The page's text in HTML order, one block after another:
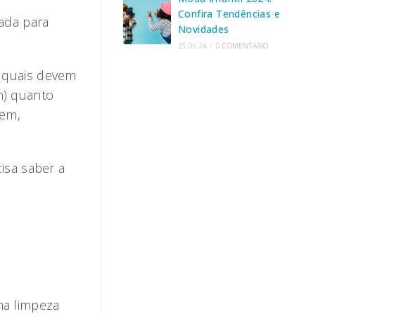
para
devem
quanto
saber a
limpeza
Confira Tendências e
Novidades
25.06.24 / 0 COMENTÁRIO